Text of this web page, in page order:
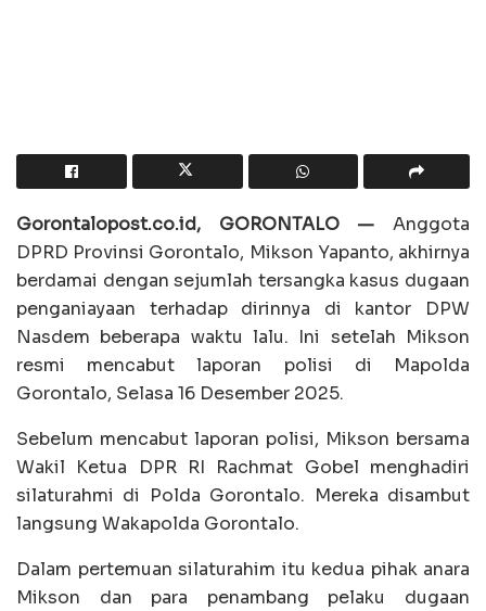
Gorontalopost.co.id, GORONTALO — Anggota
DPRD Provinsi Gorontalo, Mikson Yapanto, akhirnya
berdamai dengan sejumlah tersangka kasus dugaan
penganiayaan terhadap dirinnya di kantor DPW
Nasdem beberapa waktu lalu. Ini setelah Mikson
resmi mencabut laporan polisi di Mapolda
Gorontalo, Selasa 16 Desember 2025.
Sebelum mencabut laporan polisi, Mikson bersama
Wakil Ketua DPR RI Rachmat Gobel menghadiri
silaturahmi di Polda Gorontalo. Mereka disambut
langsung Wakapolda Gorontalo.
Dalam pertemuan silaturahim itu kedua pihak anara
Mikson dan para penambang pelaku dugaan